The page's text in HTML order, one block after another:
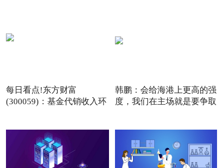
每日看点!东方财富
(300059)：基金代销收入环
韩鹏：会给海港上更高的强
度，我们在主场就是要争取